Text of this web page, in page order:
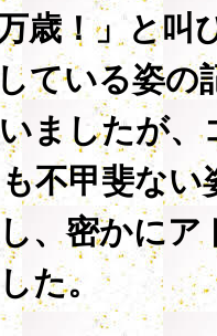
歳！」と叫
ている姿の
ましたが、
不甲斐ない
、密かに
た。